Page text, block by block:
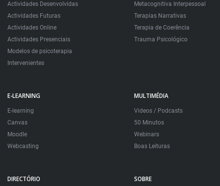
Actividades Desenvolvidas
Actividades Futuras
Actividades Online
Actividades Presenciais
Modelos de psicoterapia
Intervenientes
Metacognitiva Interpessoal
Terapias Narrativas
Terapia de Coerência
Trauma Psicológico
E-LEARNING
E-learning
Canvas
Moodle
Webcasting
MULTIMÉDIA
Videos / Podcasts
50 Minutos
Webinars
Boas Leituras
DIRECTÓRIO SOBRE